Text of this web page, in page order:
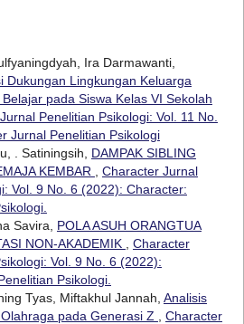
Ira Darmawanti,
Dukungan Lingkungan Keluarga
pada Siswa Kelas VI Sekolah
Penelitian Psikologi: Vol. 11 No.
Jurnal Penelitian Psikologi
. Satiningsih, DAMPAK SIBLING
KEMBAR
Character Jurnal
Vol. 9 No. 6 (2022): Character:
Savira, POLA ASUH ORANGTUA
NON-AKADEMIK
Character
Vol. 9 No. 6 (2022):
Psikologi.
Tyas, Miftakhul Jannah, Analisis
pada Generasi Z
Character